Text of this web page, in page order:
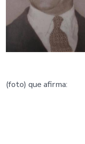
(foto) que afirma: